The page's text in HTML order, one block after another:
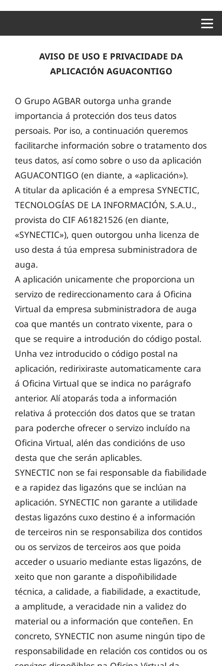
AVISO DE USO E PRIVACIDADE DA
APLICACIÓN AGUACONTIGO
O Grupo AGBAR outorga unha grande
importancia á protección dos teus datos
persoais. Por iso, a continuación queremos
facilitarche información sobre o tratamento dos
teus datos, así como sobre o uso da aplicación
AGUACONTIGO (en diante, a «aplicación»).
A titular da aplicación é a empresa SYNECTIC,
TECNOLOGÍAS DE LA INFORMACIÓN, S.A.U.,
provista do CIF A61821526 (en diante,
«SYNECTIC»), quen outorgou unha licenza de
uso desta á túa empresa subministradora de
auga.
A aplicación unicamente che proporciona un
servizo de redireccionamento cara á Oficina
Virtual da empresa subministradora de auga
coa que mantés un contrato vixente, para o
que se require a introdución do código postal.
Unha vez introducido o código postal na
aplicación, redirixiraste automaticamente cara
á Oficina Virtual que se indica no parágrafo
anterior. Alí atoparás toda a información
relativa á protección dos datos que se tratan
para poderche ofrecer o servizo incluído na
Oficina Virtual, alén das condicións de uso
desta que che serán aplicables.
SYNECTIC non se fai responsable da fiabilidade
e a rapidez das ligazóns que se inclúan na
aplicación. SYNECTIC non garante a utilidade
destas ligazóns cuxo destino é a información
de terceiros nin se responsabiliza dos contidos
ou os servizos de terceiros aos que poida
acceder o usuario mediante estas ligazóns, de
xeito que non garante a dispoñibilidade
técnica, a calidade, a fiabilidade, a exactitude,
a amplitude, a veracidade nin a validez do
material ou a información que conteñen. En
concreto, SYNECTIC non asume ningún tipo de
responsabilidade en relación cos contidos ou os